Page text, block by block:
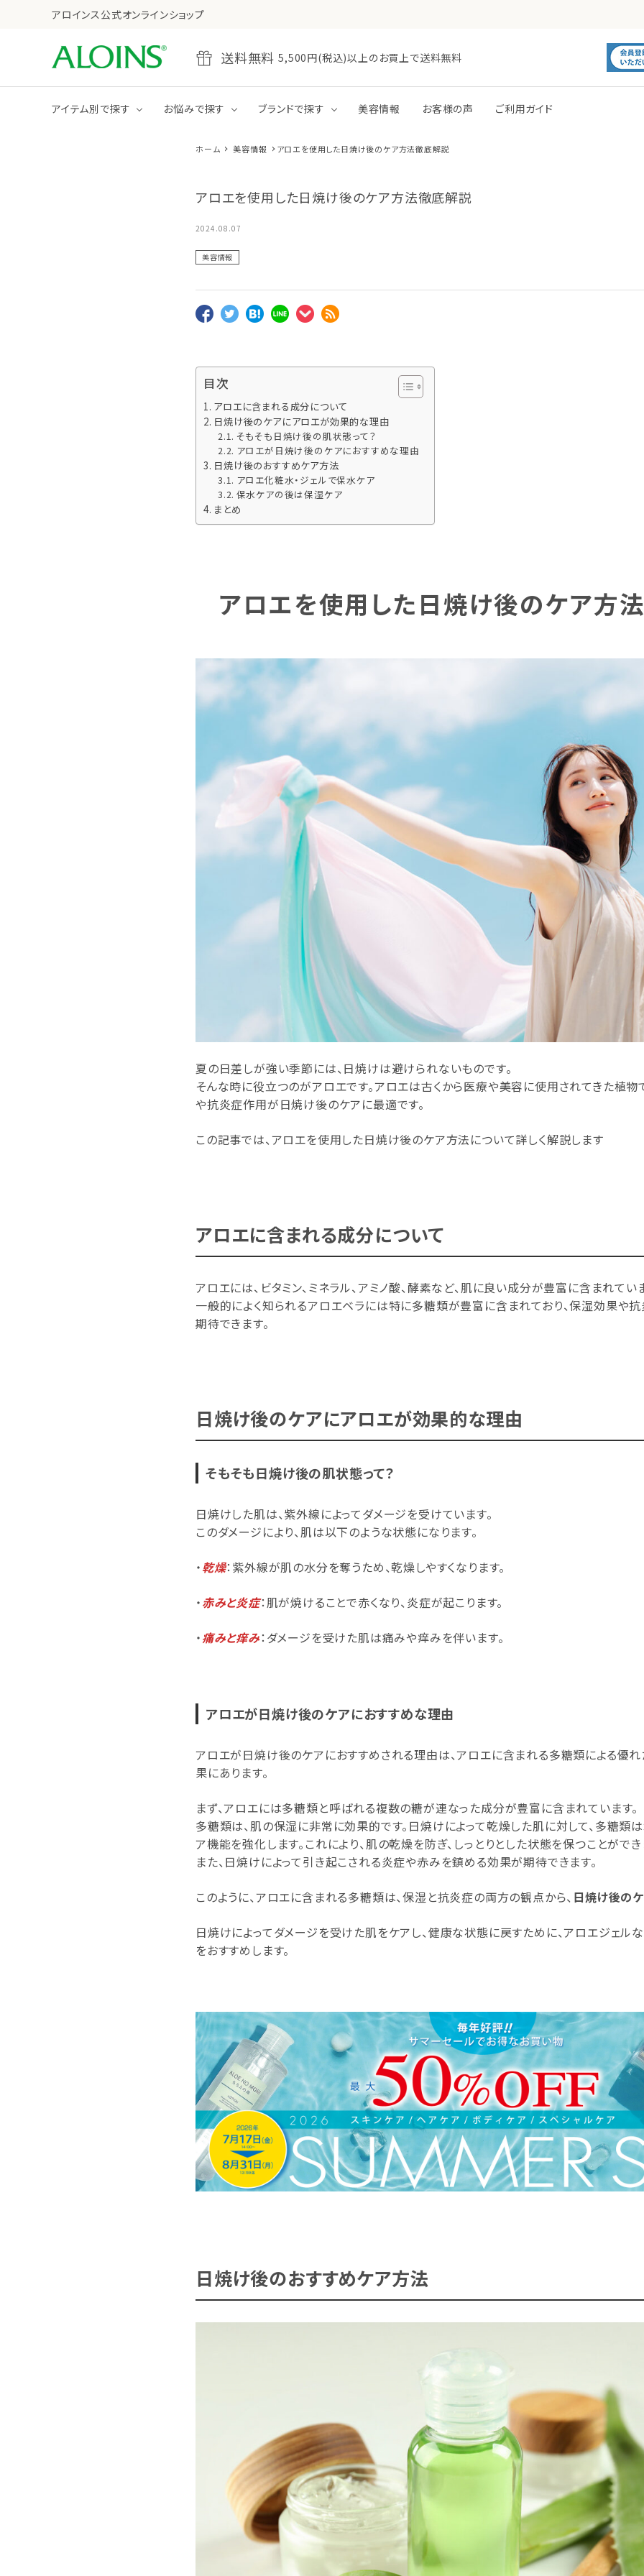
アロインス公式オンラインショップ
送料無料 5,500円(税込)以上のお買上で送料無料
アイテム別で探す
クリーム トーンアップ
ハンドクリーム
お悩みで探す ブランドで探す 美容情報 お客様の声 ご利用ガイド
ホーム 美容情報 アロエを使用した日焼け後のケア方法徹底解説
アロエを使用した日焼け後のケア方法徹底解説
2024.08.07
美容情報
目次
アロエに含まれる成分について
日焼け後のケアにアロエが効果的な理由
そもそも日焼け後の肌状態って？
アロエが日焼け後のケアにおすすめな理由
日焼け後のおすすめケア方法
アロエ化粧水・ジェルで保水ケア
保水ケアの後は保湿ケア
まとめ
アロエを使用した日焼け後のケア方
夏の日差しが強い季節には、日焼けは避けられないものです。
そんな時に役立つのがアロエです。アロエは古くから医療や美容に使用されてきた植物
や抗炎症作用が日焼け後のケアに最適です。
この記事では、アロエを使用した日焼け後のケア方法について詳しく解説します
アロエに含まれる成分について
アロエには、ビタミン、ミネラル、アミノ酸、酵素など、肌に良い成分が豊富に含まれてい
一般的によく知られるアロエベラには特に多糖類が豊富に含まれており、保湿効果や
期待できます。
日焼け後のケアにアロエが効果的な理由
そもそも日焼け後の肌状態って？
日焼けした肌は、紫外線によってダメージを受けています。
このダメージにより、肌は以下のような状態になります。
・乾燥：紫外線が肌の水分を奪うため、乾燥しやすくなります。
・赤みと炎症：肌が焼けることで赤くなり、炎症が起こります。
・痛みと痒み：ダメージを受けた肌は痛みや痒みを伴います。
アロエが日焼け後のケアにおすすめな理由
アロエが日焼け後のケアにおすすめされる理由は、アロエに含まれる多糖類による優
果にあります。
まず、アロエには多糖類と呼ばれる複数の糖が連なった成分が豊富に含まれています。
多糖類は、肌の保湿に非常に効果的です。日焼けによって乾燥した肌に対して、多糖類
ア機能を強化します。これにより、肌の乾燥を防ぎ、しっとりとした状態を保つことができ
また、日焼けによって引き起こされる炎症や赤みを鎮める効果が期待できます。
このように、アロエに含まれる多糖類は、保湿と抗炎症の両方の観点から、 日焼け後の
日焼けによってダメージを受けた肌をケアし、健康な状態に戻すために、アロエジェル
をおすすめします。
日焼け後のおすすめケア方法